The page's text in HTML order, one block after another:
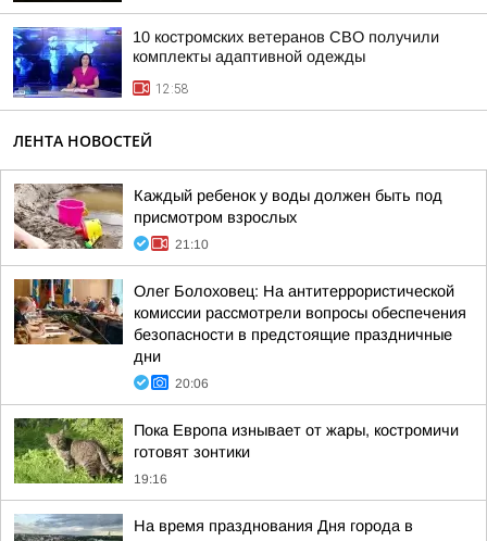
10 костромских ветеранов СВО получили
комплекты адаптивной одежды
12:58
ЛЕНТА НОВОСТЕЙ
Каждый ребенок у воды должен быть под
присмотром взрослых
21:10
Олег Болоховец: На антитеррористической
комиссии рассмотрели вопросы обеспечения
безопасности в предстоящие праздничные
дни
20:06
Пока Европа изнывает от жары, костромичи
готовят зонтики
19:16
На время празднования Дня города в